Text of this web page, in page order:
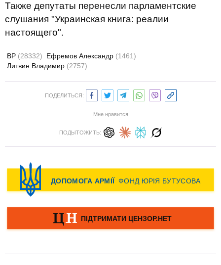
Также депутаты перенесли парламентские
слушания "Украинская книга: реалии
настоящего".
ВР (28332) Ефремов Александр (1461)
Литвин Владимир (2757)
ПОДЕЛИТЬСЯ:
Мне нравится
ПОДЫТОЖИТЬ: